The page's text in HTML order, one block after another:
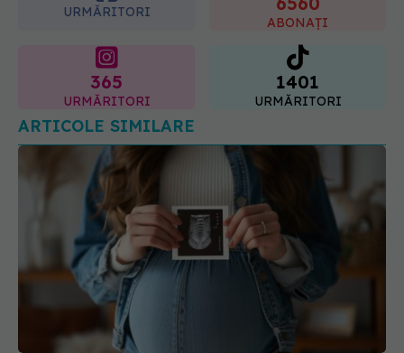
URMĂRITORI
ABONAȚI
365
URMĂRITORI
1401
URMĂRITORI
ARTICOLE SIMILARE